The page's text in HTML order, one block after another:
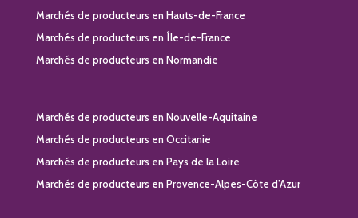
Marchés de producteurs en Hauts-de-France
Marchés de producteurs en Île-de-France
Marchés de producteurs en Normandie
Marchés de producteurs en Nouvelle-Aquitaine
Marchés de producteurs en Occitanie
Marchés de producteurs en Pays de la Loire
Marchés de producteurs en Provence-Alpes-Côte d’Azur